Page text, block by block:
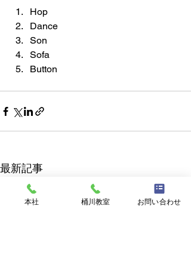
Hop
Dance
Son
Sofa
Button
最新記事
本社 桶川教室 お問い合わせ